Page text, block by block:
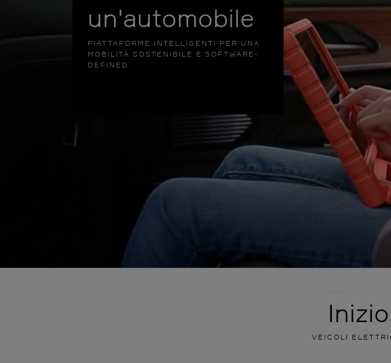
un'automobile
PIATTAFORME INTELLIGENTI PER UNA
MOBILITÀ SOSTENIBILE E SOFTWARE-
DEFINED
VEICOLI